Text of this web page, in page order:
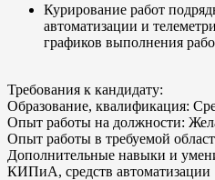
Курирование работ
автоматизации и
графиков выполнения
Требования к кандидату:
Образование, квалификация:
Опыт работы на должности:
Опыт работы в требуемой
Дополнительные навыки и
КИПиА, средств автоматизации